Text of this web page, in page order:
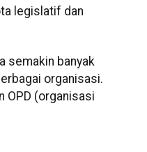
legislatif dan
semakin banyak
organisasi.
OPD (organisasi